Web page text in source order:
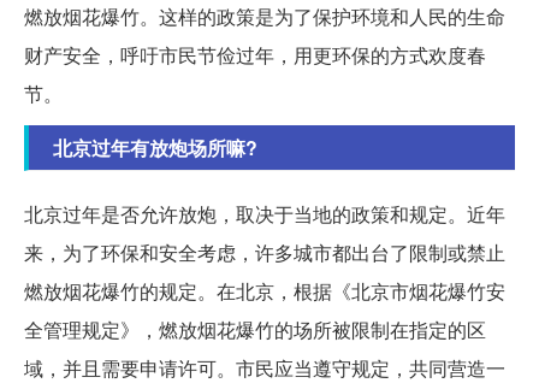
燃放烟花爆竹。这样的政策是为了保护环境和人民的生命
财产安全，呼吁市民节俭过年，用更环保的方式欢度春
节。
北京过年有放炮场所嘛?
北京过年是否允许放炮，取决于当地的政策和规定。近年
来，为了环保和安全考虑，许多城市都出台了限制或禁止
燃放烟花爆竹的规定。在北京，根据《北京市烟花爆竹安
全管理规定》，燃放烟花爆竹的场所被限制在指定的区
域，并且需要申请许可。市民应当遵守规定，共同营造一